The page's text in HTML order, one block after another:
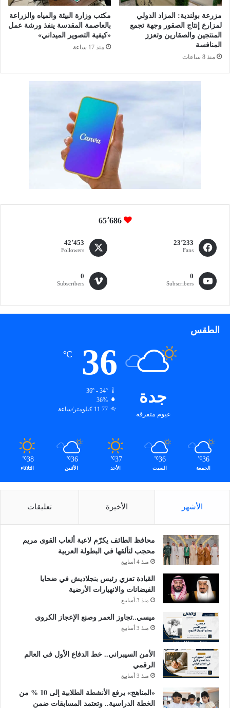
مزرعة بولندية: المزاد الدولي
لمزارع إنتاج الصقور وجهة تجمع
المنتجين والصقارين وتعزز
المنافسة
منذ 8 ساعات
مكتب وزارة البيئة والمياه والزراعة
بالعاصمة المقدسة ينفذ ورشة عمل
«كيفية التصوير الميداني»
منذ 17 ساعة
65٬686
23٬233
Fans
42٬453
Followers
0
Subscribers
0
Subscribers
الطقس
جدة
غيوم متفرقة
36
℃
36º - 34º
36%
11.77 كيلومتر/ساعة
36
℃
الجمعة
36
℃
السبت
37
℃
الأحد
36
℃
الأثنين
38
℃
الثلاثاء
الأشهر الأخيرة تعليقات
محافظ الطائف يكرّم لاعبة ألعاب القوى مريم
محجب لتألقها في البطولة العربية
منذ 4 أسابيع
القيادة تعزي رئيس بنجلاديش في ضحايا
الفيضانات والانهيارات الأرضية
منذ 3 أسابيع
ميسي..تجاوز العمر وصنع الإعجاز الكروي
منذ 3 أسابيع
الأمن السيبراني.. خط الدفاع الأول في العالم
الرقمي
منذ 3 أسابيع
«المناهج» يرفع الأنشطة الطلابية إلى 10 % من
الخطة الدراسية.. وتعتمد المسابقات ضمن